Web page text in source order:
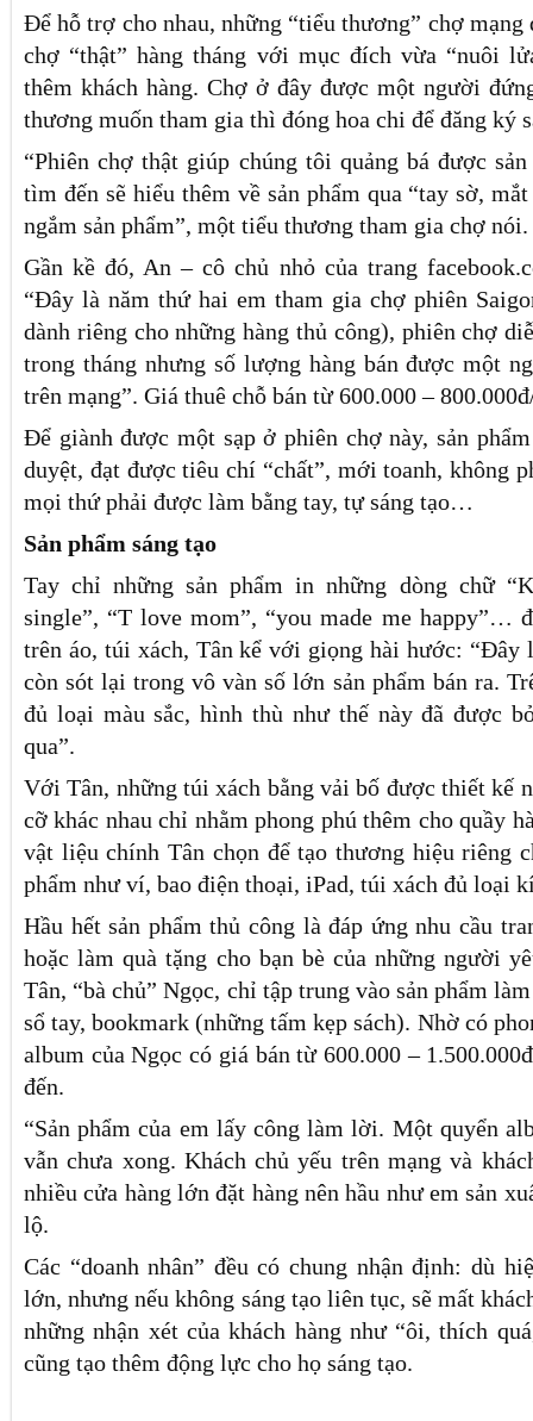
Để hỗ trợ cho nhau, những “tiểu thương” chợ mạng
chợ “thật” hàng tháng với mục đích vừa “nuôi
thêm khách hàng. Chợ ở đây được một người
thương muốn tham gia thì đóng hoa chi để đăng ký
“Phiên chợ thật giúp chúng tôi quảng bá được
tìm đến sẽ hiểu thêm về sản phẩm qua “tay sờ,
ngắm sản phẩm”, một tiểu thương tham gia chợ nói.
Gần kề đó, An – cô chủ nhỏ của trang
“Đây là năm thứ hai em tham gia chợ phiên
dành riêng cho những hàng thủ công), phiên chợ
trong tháng nhưng số lượng hàng bán được một
trên mạng”. Giá thuê chỗ bán từ 600.000 –
Để giành được một sạp ở phiên chợ này, sản
duyệt, đạt được tiêu chí “chất”, mới toanh, không
mọi thứ phải được làm bằng tay, tự sáng tạo…
Sản phẩm sáng tạo
Tay chỉ những sản phẩm in những dòng chữ
single”, “T love mom”, “you made me happy”…
trên áo, túi xách, Tân kể với giọng hài hước: “Đây
còn sót lại trong vô vàn số lớn sản phẩm bán ra.
đủ loại màu sắc, hình thù như thế này đã được
qua”.
Với Tân, những túi xách bằng vải bố được thiết kế
cỡ khác nhau chỉ nhằm phong phú thêm cho quầy
vật liệu chính Tân chọn để tạo thương hiệu riêng
phẩm như ví, bao điện thoại, iPad, túi xách đủ loại
Hầu hết sản phẩm thủ công là đáp ứng nhu cầu
hoặc làm quà tặng cho bạn bè của những người
Tân, “bà chủ” Ngọc, chỉ tập trung vào sản phẩm
sổ tay, bookmark (những tấm kẹp sách). Nhờ có
album của Ngọc có giá bán từ 600.000 –
đến.
“Sản phẩm của em lấy công làm lời. Một quyển
vẫn chưa xong. Khách chủ yếu trên mạng và
nhiều cửa hàng lớn đặt hàng nên hầu như em sản
lộ.
Các “doanh nhân” đều có chung nhận định: dù
lớn, nhưng nếu không sáng tạo liên tục, sẽ mất
những nhận xét của khách hàng như “ôi, thích
cũng tạo thêm động lực cho họ sáng tạo.